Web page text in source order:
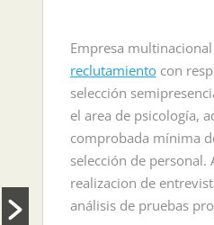
Empresa
reclutamientocon
selección
el area de psicología,
comprobada mínima
selección de
realizacion de
análisis de pruebas
EMPLEO PARA
AUXILIAR DE
SOPORTE
By Riklarma/
EMPLEO PARA AUXILIAR
SOPORTE REMOTO
nuevo proceso de